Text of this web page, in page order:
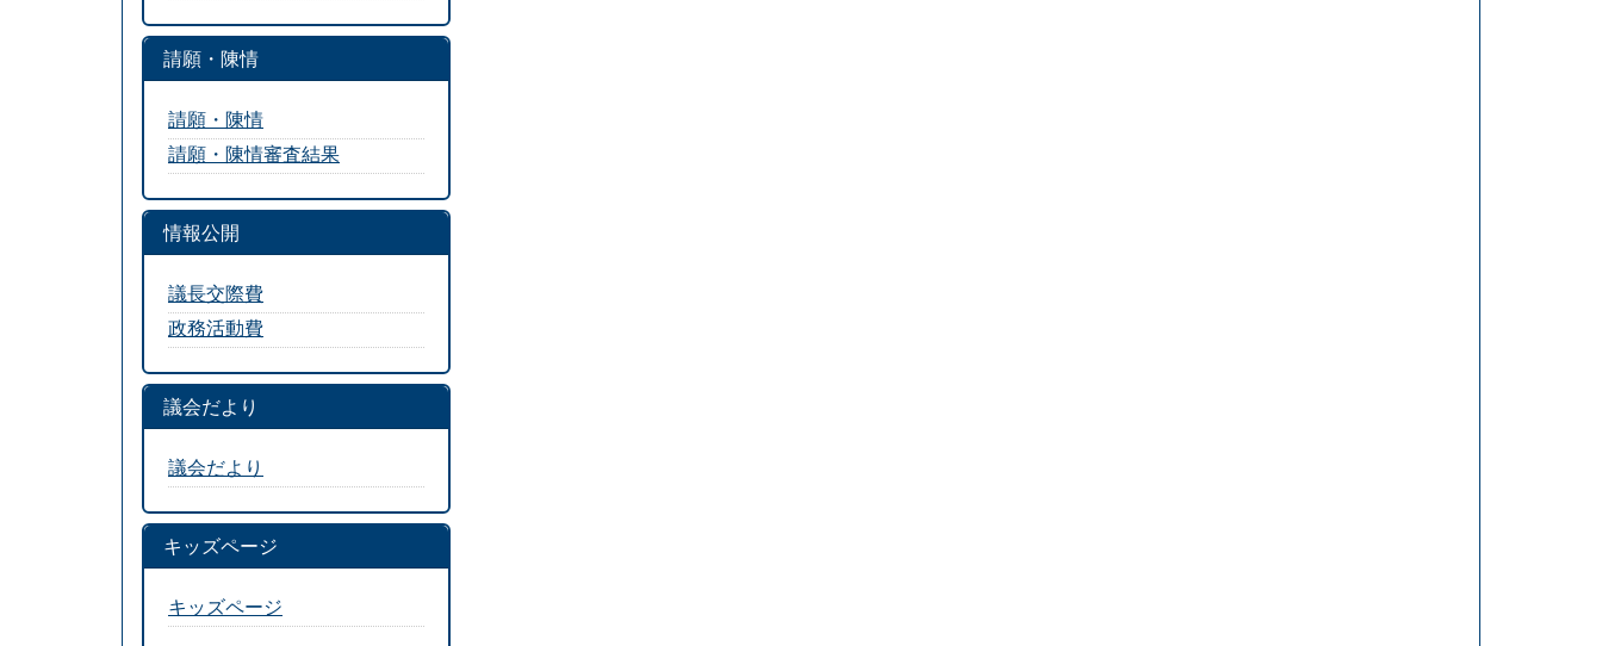
請願・陳情
請願・陳情
請願・陳情審査結果
情報公開
議長交際費
政務活動費
議会だより
議会だより
キッズページ
キッズページ